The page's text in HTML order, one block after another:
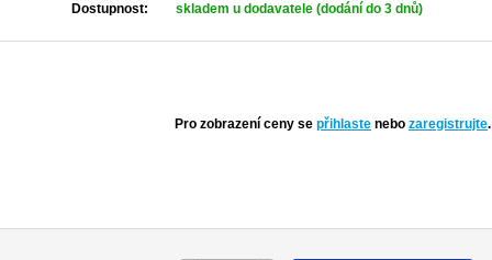
Dostupnost: skladem u dodavatele (dodání do 3 dnů)
Pro zobrazení ceny se přihlaste nebo zaregistrujte.